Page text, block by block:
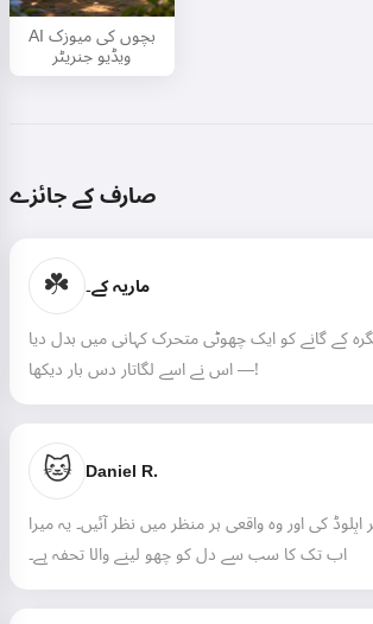
AI بچوں کی میوزک
ویڈیو جنریٹر
صارف کے جائزے
☘️ ماریہ کے۔
کے گانے کو ایک چھوٹی متحرک کہانی میں بدل دیا
— اس نے اسے لگاتار دس بار دیکھا!
🐱 Daniel R.
کی اور وہ واقعی ہر منظر میں نظر آئیں۔ یہ میرا
اب تک کا سب سے دل کو چھو لینے والا تحفہ ہے۔